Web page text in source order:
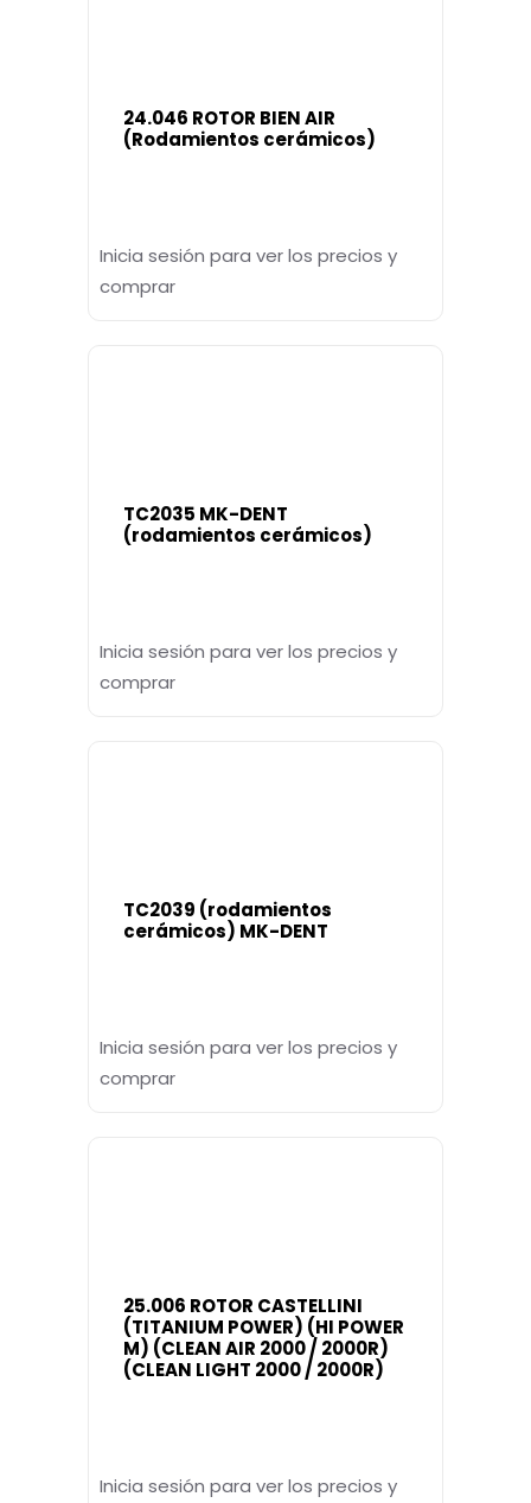
24.046 ROTOR BIEN AIR
(Rodamientos cerámicos)
Inicia sesión para ver los precios y
comprar
TC2035 MK-DENT
(rodamientos cerámicos)
Inicia sesión para ver los precios y
comprar
TC2039 (rodamientos
cerámicos) MK-DENT
Inicia sesión para ver los precios y
comprar
25.006 ROTOR CASTELLINI
(TITANIUM POWER) (HI POWER
M) (CLEAN AIR 2000 / 2000R)
(CLEAN LIGHT 2000 / 2000R)
Inicia sesión para ver los precios y